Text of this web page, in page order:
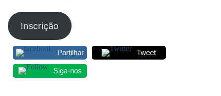
EDUCAÇÃO ESPECIAL
PARTICULAR / IPSS / MISERICÓRDIAS
ENSINO SUPERIOR
PROFESSORES CONTRATADOS
Inscrição
Partilhar Tweet
Siga-nos